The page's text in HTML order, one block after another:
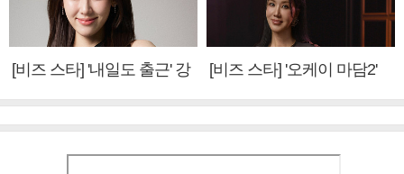
[비즈 스타] '내일도 출근' 강
[비즈 스타] '오케이 마담2'